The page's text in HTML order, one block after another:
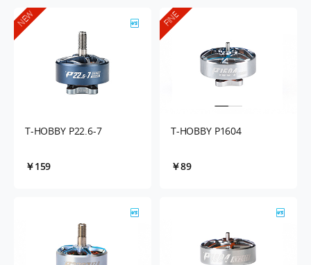
NEW
T-HOBBY P22.6-7
￥159
FINE
T-HOBBY P1604
￥89